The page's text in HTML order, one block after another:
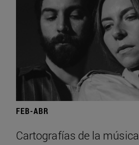
FEB-ABR
Cartografías de la música